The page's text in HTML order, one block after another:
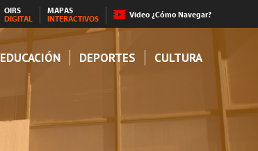
OIRS
DIGITAL
MAPAS
INTERACTIVOS
Video ¿Cómo Navegar?
EDUCACIÓN DEPORTES CULTURA